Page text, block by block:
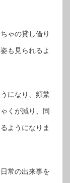
ゃの貸し借り
も見られるよ
になり、頻繁
くが減り、同
ようになりま
常の出来事を